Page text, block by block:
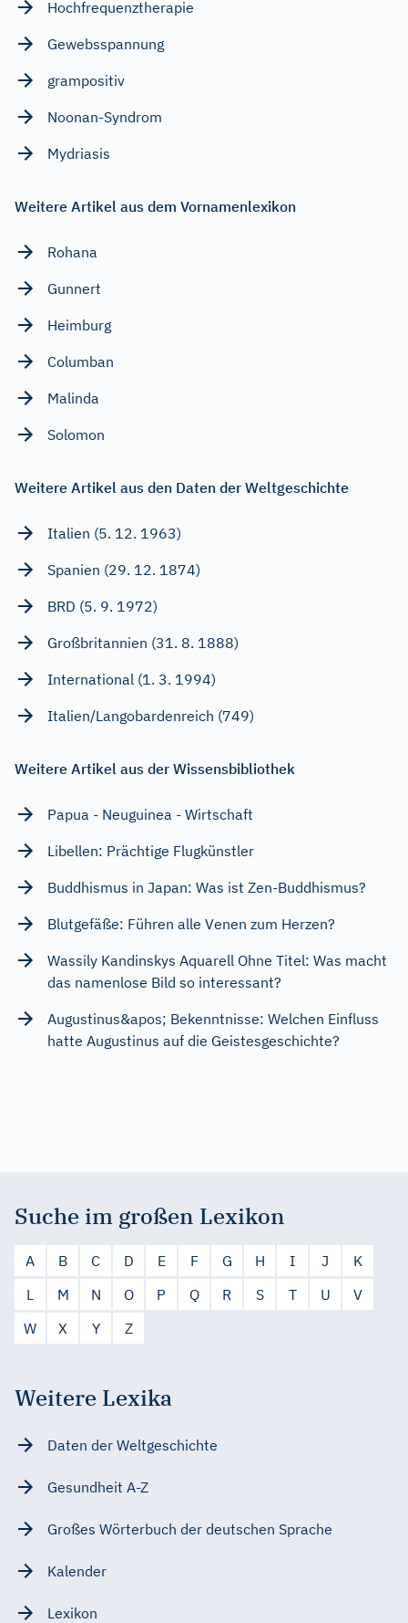
Hochfrequenztherapie
Gewebsspannung
grampositiv
Noonan-Syndrom
Mydriasis
Weitere Artikel aus dem Vornamenlexikon
Rohana
Gunnert
Heimburg
Columban
Malinda
Solomon
Weitere Artikel aus den Daten der Weltgeschichte
Italien (5. 12. 1963)
Spanien (29. 12. 1874)
BRD (5. 9. 1972)
Großbritannien (31. 8. 1888)
International (1. 3. 1994)
Italien/Langobardenreich (749)
Weitere Artikel aus der Wissensbibliothek
Papua - Neuguinea - Wirtschaft
Libellen: Prächtige Flugkünstler
Buddhismus in Japan: Was ist Zen-Buddhismus?
Blutgefäße: Führen alle Venen zum Herzen?
Wassily Kandinskys Aquarell Ohne Titel: Was macht
das namenlose Bild so interessant?
Augustinus&apos; Bekenntnisse: Welchen Einfluss
hatte Augustinus auf die Geistesgeschichte?
Suche im großen Lexikon
A B C D E F G H I J
K
L
M N O P Q R S T U
V
W
X Y Z
Weitere Lexika
Daten der Weltgeschichte
Gesundheit A-Z
Großes Wörterbuch der deutschen Sprache
Kalender
Lexikon